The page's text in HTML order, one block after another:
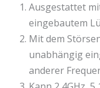
Ausgestattet
eingebautem
Mit dem
unabhängig
anderer